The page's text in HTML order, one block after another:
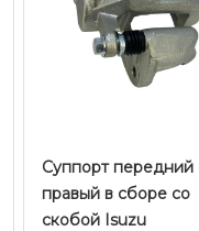
Суппорт передний
правый в сборе со
скобой Isuzu